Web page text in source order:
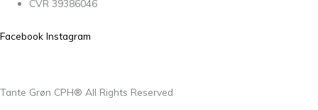
CVR 39386046
Facebook Instagram
Tante Grøn CPH® All Rights Reserved